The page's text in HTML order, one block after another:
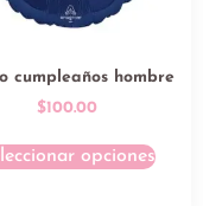
cumpleaños hombre
$100.00
opciones